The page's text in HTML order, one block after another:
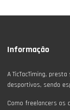
Informação
A TicTacTiming,
desportivos, sendo
Como freelancers os